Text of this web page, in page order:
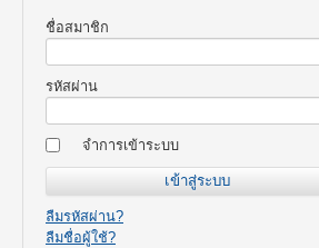
ชื่อสมาชิก
รหัสผ่าน
จำการเข้าระบบ
ลืมรหัสผ่าน?
ลืมชื่อผู้ใช้?